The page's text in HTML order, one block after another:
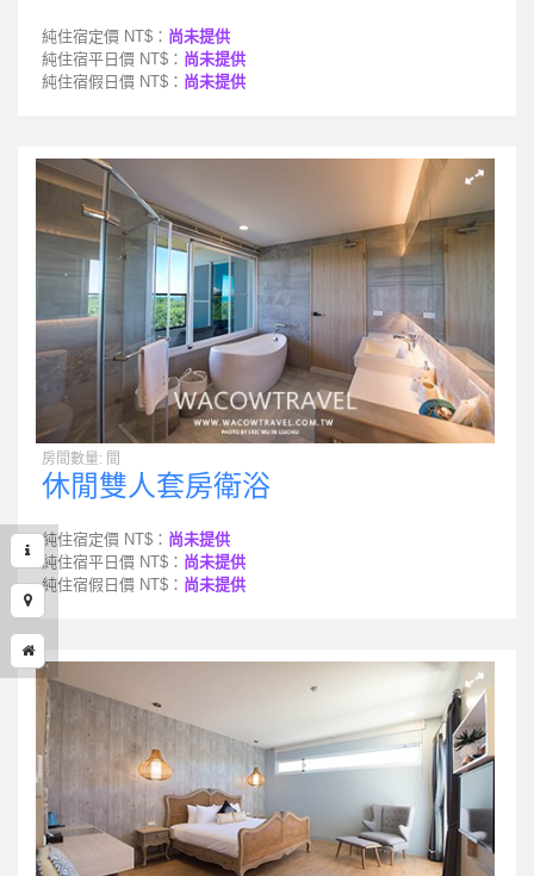
純住宿定價 NT$： 尚未提供
純住宿平日價 NT$： 尚未提供
純住宿假日價 NT$： 尚未提供
房間數量: 間
休閒雙人套房衛浴
純住宿定價 NT$： 尚未提供
純住宿平日價 NT$： 尚未提供
純住宿假日價 NT$： 尚未提供